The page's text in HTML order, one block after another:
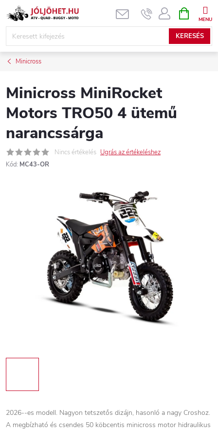
Ugrás
KERESÉS
KOSÁR
Minicross
Minicross MiniRocket
Motors TRO50 4 ütemű
narancssárga
Nincs értékelés Ugrás az értékeléshez
Kód: MC43-OR
2026--es modell. Nagyon tetszetős dizájn, hasonló a nagy Croshoz.
A megbízható és csendes 50 köbcentis minicross motor hidraulikus